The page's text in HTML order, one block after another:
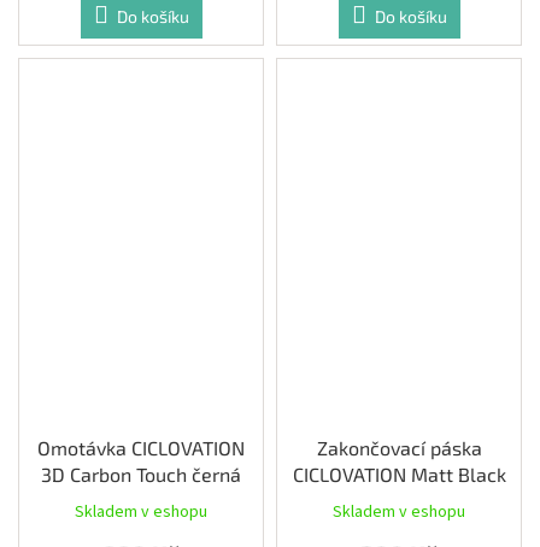
Do košíku Do košíku
Omotávka CICLOVATION
3D Carbon Touch černá
Skladem v eshopu
Zakončovací páska
CICLOVATION Matt Black
Skladem v eshopu